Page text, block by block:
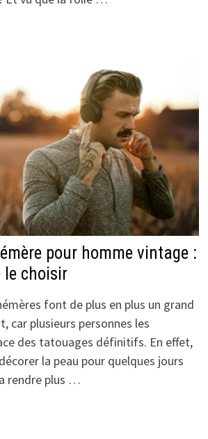
pour homme vintage :
le choisir
font de plus en plus un grand
car plusieurs personnes les
des tatouages définitifs. En effet,
la peau pour quelques jours
rendre plus …